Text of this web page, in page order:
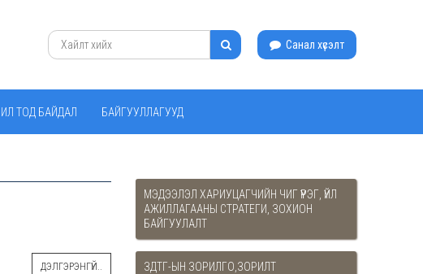
Санал хүсэлт
ИЛ ТОД БАЙДАЛ БАЙГУУЛЛАГУУД
ДЭЛГЭРЭНГҮЙ..
МЭДЭЭЛЭЛ ХАРИУЦАГЧИЙН ЧИГ ҮҮРЭГ, ҮЙЛ
АЖИЛЛАГААНЫ СТРАТЕГИ, ЗОХИОН
БАЙГУУЛАЛТ
ЗДТГ-ЫН ЗОРИЛГО,ЗОРИЛТ